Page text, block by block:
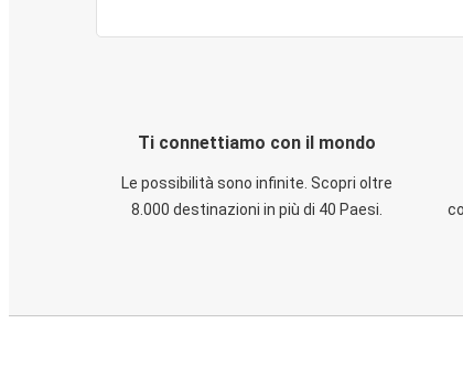
Ti connettiamo con il mondo
Le possibilità sono infinite. Scopri oltre
8.000 destinazioni in più di 40 Paesi.